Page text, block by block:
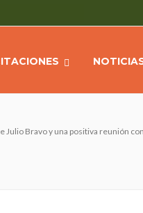
Julio Bravo y una positiva reunión